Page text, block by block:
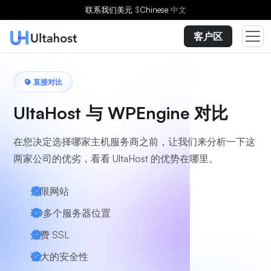
联系我们美元 $Chinese 中文
客户区
直接对比
UltaHost 与 WPEngine 对比
在您决定选择哪家主机服务商之前，让我们来分析一下这
两家公司的优劣，看看 UltaHost 的优势在哪里。
无限网站
30多个服务器位置
免费 SSL
强大的安全性